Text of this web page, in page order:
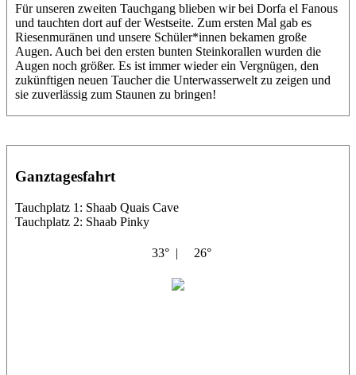
Für unseren zweiten Tauchgang blieben wir bei Dorfa el Fanous
und tauchten dort auf der Westseite. Zum ersten Mal gab es
Riesenmuränen und unsere Schüler*innen bekamen große
Augen. Auch bei den ersten bunten Steinkorallen wurden die
Augen noch größer. Es ist immer wieder ein Vergnügen, den
zukünftigen neuen Taucher die Unterwasserwelt zu zeigen und
sie zuverlässig zum Staunen zu bringen!
Ganztagesfahrt
Tauchplatz 1: Shaab Quais Cave
Tauchplatz 2: Shaab Pinky
33° | 26°